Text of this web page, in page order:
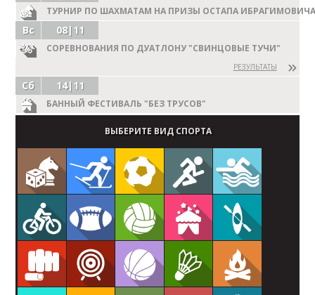
ТУРНИР ПО ШАХМАТАМ НА ПРИЗЫ ОСТАПА
Вс 08|11
СОРЕВНОВАНИЯ ПО ДУАТЛОНУ "СВИНЦОВЫЕ ТУЧИ"
РЕЗУЛЬТАТЫ
Сб 14|11
БАННЫЙ ФЕСТИВАЛЬ "БЕЗ ТРУСОВ"
ВЫБЕРИТЕ ВИД СПОРТА